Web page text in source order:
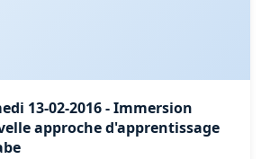
13-02-2016 - Immersion
approche d'apprentissage